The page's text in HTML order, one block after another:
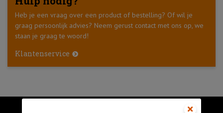
Heb je een vraag over een product of bestelling? Of wil je
graag persoonlijk advies? Neem gerust contact met ons op, we
staan je graag te woord!
Klantenservice